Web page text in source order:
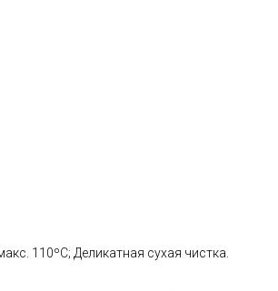
110ºС; Деликатная сухая чистка.